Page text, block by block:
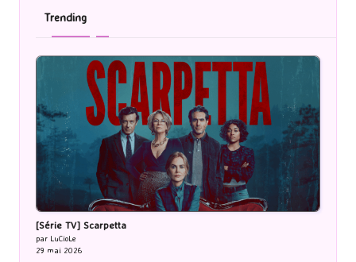
Trending
[Série TV] Scarpetta
par LuCioLe
29 mai 2026